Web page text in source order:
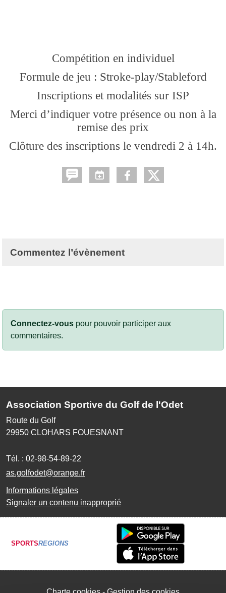
Compétition en individuel
Formule de jeu : Stroke-play/Stableford
Inscriptions et modalités sur ISP
Merci d’indiquer votre présence ou non à la
remise des prix
Clôture des inscriptions le vendredi 2 à 14h.
Commentez l’évènement
Connectez-vous pour pouvoir participer aux
commentaires.
Association Sportive du Golf de l'Odet
Route du Golf
29950 CLOHARS FOUESNANT
Tél. : 02-98-54-89-22
as.golfodet@orange.fr
Informations légales
Signaler un contenu inapproprié
SPORTSREGIONS